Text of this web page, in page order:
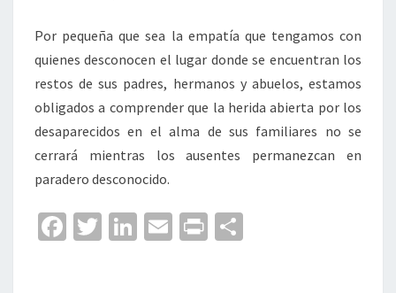
Por pequeña que sea la empatía que tengamos con
quienes desconocen el lugar donde se encuentran los
restos de sus padres, hermanos y abuelos, estamos
obligados a comprender que la herida abierta por los
desaparecidos en el alma de sus familiares no se
cerrará mientras los ausentes permanezcan en
paradero desconocido.
Fa T
Li
E
Pr